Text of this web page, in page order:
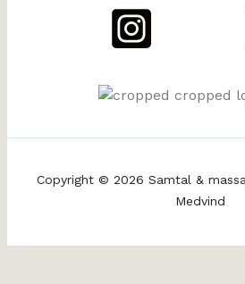
Copyright © 2026 Samtal &
Medvind